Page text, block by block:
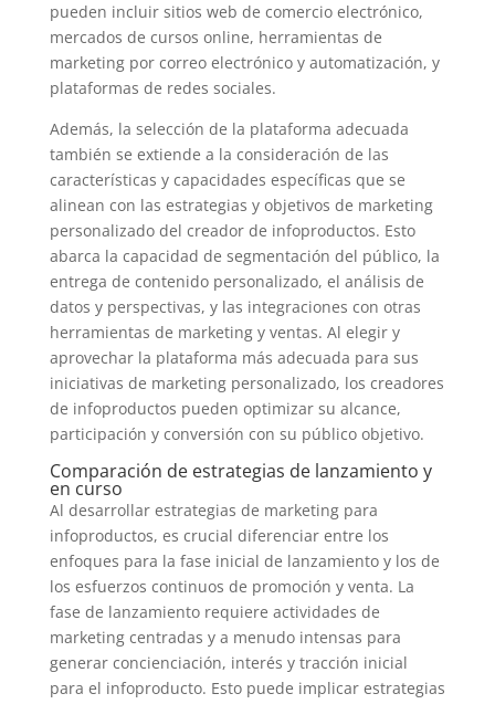
pueden incluir sitios web de comercio electrónico,
mercados de cursos online, herramientas de
marketing por correo electrónico y automatización, y
plataformas de redes sociales.
Además, la selección de la plataforma adecuada
también se extiende a la consideración de las
características y capacidades específicas que se
alinean con las estrategias y objetivos de marketing
personalizado del creador de infoproductos. Esto
abarca la capacidad de segmentación del público, la
entrega de contenido personalizado, el análisis de
datos y perspectivas, y las integraciones con otras
herramientas de marketing y ventas. Al elegir y
aprovechar la plataforma más adecuada para sus
iniciativas de marketing personalizado, los creadores
de infoproductos pueden optimizar su alcance,
participación y conversión con su público objetivo.
Comparación de estrategias de lanzamiento y
en curso
Al desarrollar estrategias de marketing para
infoproductos, es crucial diferenciar entre los
enfoques para la fase inicial de lanzamiento y los de
los esfuerzos continuos de promoción y venta. La
fase de lanzamiento requiere actividades de
marketing centradas y a menudo intensas para
generar concienciación, interés y tracción inicial
para el infoproducto. Esto puede implicar estrategias